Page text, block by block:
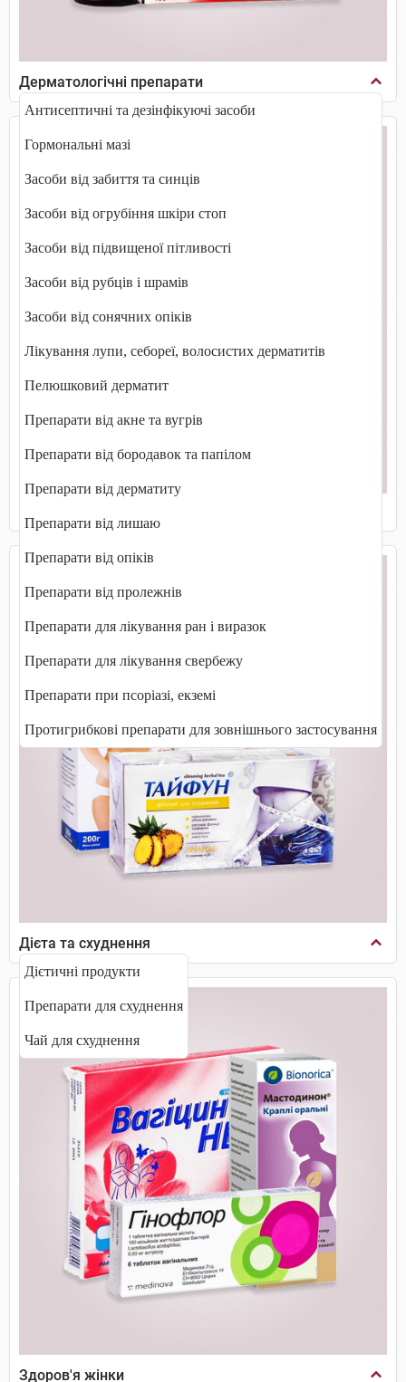
Дерматологічні препарати
Антисептичні та дезінфікуючі засоби
Гормональні мазі
Засоби від забиття та синців
Засоби від огрубіння шкіри стоп
Засоби від підвищеної пітливості
Засоби від рубців і шрамів
Засоби від сонячних опіків
Лікування лупи, себореї, волосистих дерматитів
Пелюшковий дерматит
Препарати від акне та вугрів
Препарати від бородавок та папілом
Препарати від дерматиту
Препарати від лишаю
Препарати від опіків
Препарати від пролежнів
Препарати для лікування ран і виразок
Препарати для лікування свербежу
Препарати при псоріазі, екземі
Протигрибкові препарати для зовнішнього застосування
Дієта та схуднення
Дієтичні продукти
Препарати для схуднення
Чай для схуднення
Здоров'я жінки